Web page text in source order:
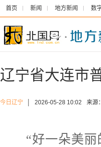
首页 新闻 地方新闻 数
辽宁省大连市
今日辽宁 2026-05-28 10:02 来源：
“好一朵美丽